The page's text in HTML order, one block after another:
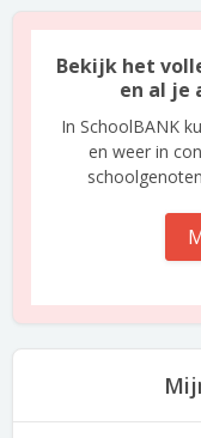
Bekijk het
en al je
In SchoolBANK
en weer in